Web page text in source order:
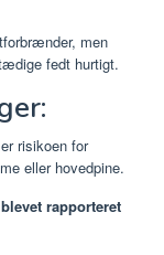
men
fedt hurtigt.
risikoen for
eller hovedpine.
rapporteret